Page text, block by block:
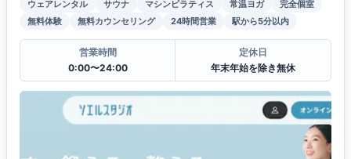
ウェアレンタル サウナ マシンピラティス 常温ヨガ
完全個室
無料体験
無料カウンセリング 24時間営業 駅から5分以内
営業時間
0:00〜24:00
定休日
年末年始を除き無休